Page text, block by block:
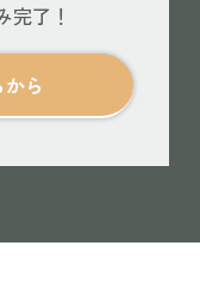
完了！
ら